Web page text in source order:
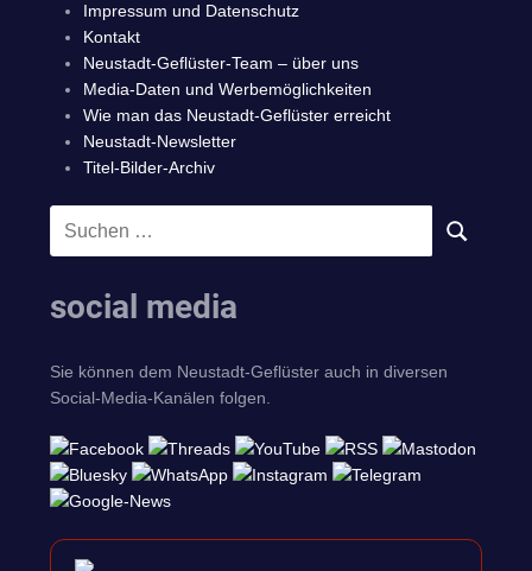
Impressum und Datenschutz
Kontakt
Neustadt-Geflüster-Team – über uns
Media-Daten und Werbemöglichkeiten
Wie man das Neustadt-Geflüster erreicht
Neustadt-Newsletter
Titel-Bilder-Archiv
Suchen
SUCHEN
social media
Sie können dem Neustadt-Geflüster auch in diversen
Social-Media-Kanälen folgen.